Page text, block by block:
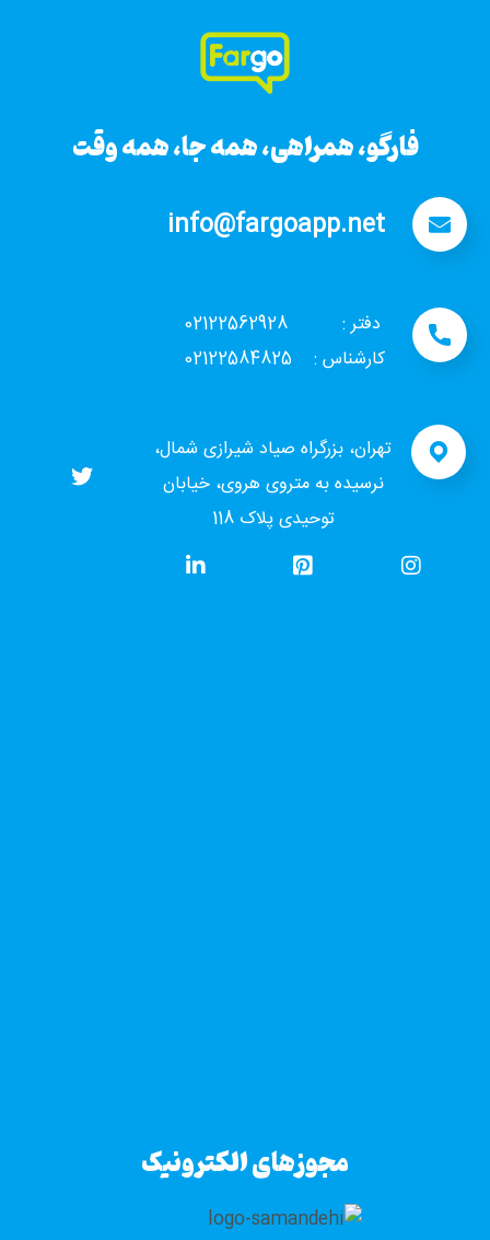
فارگو، همراهی، همه جا، همه وقت
info@fargoapp.net
دفتر : 02122562928
کارشناس : 02122584825
تهران، بزرگراه صیاد شیرازی شمال،
نرسیده به متروی هروی، خیابان
توحیدی پلاک 118
مجوزهای الکترونیک